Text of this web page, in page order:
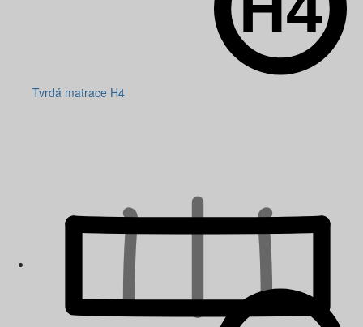
Tvrdá matrace H4